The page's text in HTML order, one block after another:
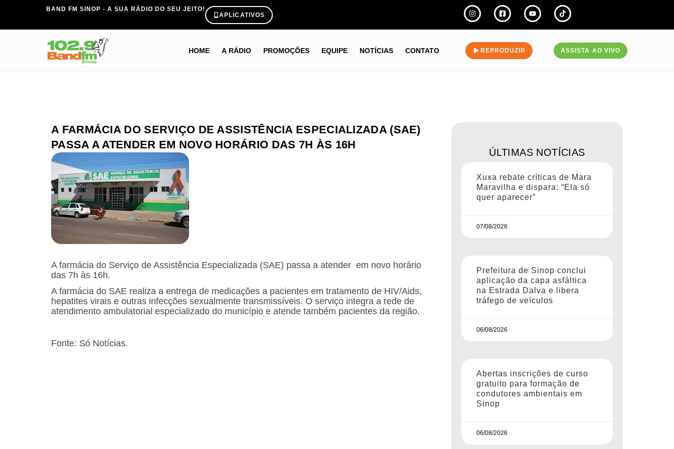
BAND FM SINOP - A SUA RÁDIO DO SEU JEITO!
APLICATIVOS
HOME A RÁDIO PROMOÇÕES EQUIPE NOTÍCIAS CONTATO REPRODUZIR ASSISTA AO VIVO
A FARMÁCIA DO SERVIÇO DE ASSISTÊNCIA ESPECIALIZADA (SAE)
PASSA A ATENDER EM NOVO HORÁRIO DAS 7H ÀS 16H
A farmácia do Serviço de Assistência Especializada (SAE) passa a atender em novo horário
das 7h às 16h.
A farmácia do SAE realiza a entrega de medicações a pacientes em tratamento de HIV/Aids,
hepatites virais e outras infecções sexualmente transmissíveis. O serviço integra a rede de
atendimento ambulatorial especializado do município e atende também pacientes da região.
Fonte: Só Notícias.
ÚLTIMAS NOTÍCIAS
Xuxa rebate críticas de Mara
Maravilha e dispara: “Ela só
quer aparecer”
07/08/2026
Prefeitura de Sinop conclui
aplicação da capa asfáltica
na Estrada Dalva e libera
tráfego de veículos
06/08/2026
Abertas inscrições de curso
gratuito para formação de
condutores ambientais em
Sinop
06/08/2026